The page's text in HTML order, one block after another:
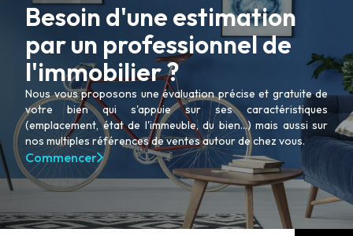
Besoin d'une estimation
par un professionnel de
l'immobilier ?
Nous vous proposons une évaluation précise et gratuite de
votre bien qui s'appuie sur ses caractéristiques
(emplacement, état de l'immeuble, du bien...) mais aussi sur
nos multiples références de ventes autour de chez vous.
Commencer